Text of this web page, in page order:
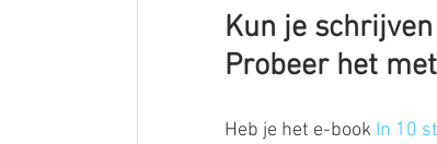
Kun je
Probeer het
Heb je het e-book In 10